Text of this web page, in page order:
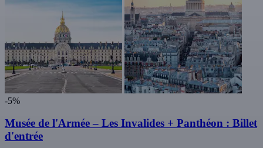
-5%
Musée de l'Armée – Les Invalides + Panthéon : Billet
d'entrée